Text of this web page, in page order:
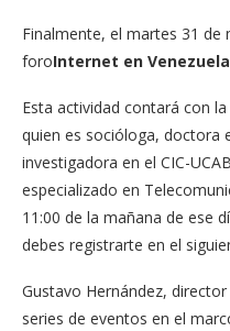
Finalmente, el martes 31 de
foroInternet en
Esta actividad contará con
quien es socióloga, doctora
investigadora en el CIC-
especializado en
11:00 de la mañana de ese
debes registrarte en el
Gustavo Hernández,
series de eventos en el